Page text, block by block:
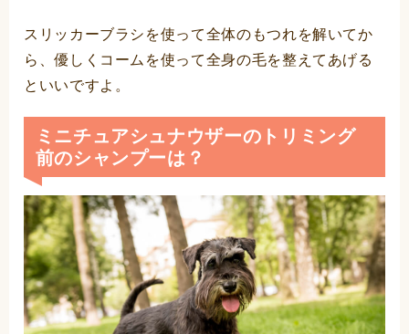
スリッカーブラシを使って全体のもつれを解いてか
ら、優しくコームを使って全身の毛を整えてあげる
といいですよ。
ミニチュアシュナウザーのトリミング
前のシャンプーは？